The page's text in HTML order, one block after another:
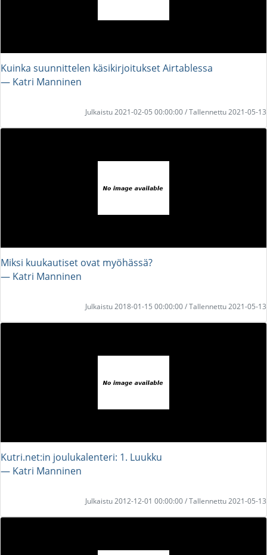
Kuinka suunnittelen käsikirjoitukset Airtablessa
― Katri Manninen
Julkaistu 2021-02-05 00:00:00 / Tallennettu 2021-05-13
Miksi kuukautiset ovat myöhässä?
― Katri Manninen
Julkaistu 2018-01-15 00:00:00 / Tallennettu 2021-05-13
Kutri.net:in joulukalenteri: 1. Luukku
― Katri Manninen
Julkaistu 2012-12-01 00:00:00 / Tallennettu 2021-05-13